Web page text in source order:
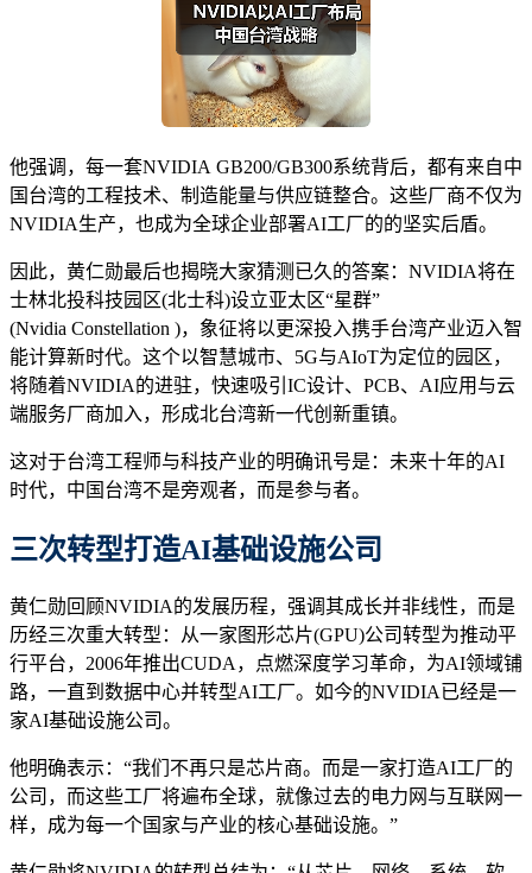
他强调，每一套NVIDIA GB200/GB300系统背后，都有来自中
国台湾的工程技术、制造能量与供应链整合。这些厂商不仅为
NVIDIA生产，也成为全球企业部署AI工厂的的坚实后盾。
因此，黄仁勋最后也揭晓大家猜测已久的答案：NVIDIA将在
士林北投科技园区(北士科)设立亚太区“星群”
(Nvidia Constellation )，象征将以更深投入携手台湾产业迈入智
能计算新时代。这个以智慧城市、5G与AIoT为定位的园区，
将随着NVIDIA的进驻，快速吸引IC设计、PCB、AI应用与云
端服务厂商加入，形成北台湾新一代创新重镇。
这对于台湾工程师与科技产业的明确讯号是：未来十年的AI
时代，中国台湾不是旁观者，而是参与者。
三次转型打造AI基础设施公司
黄仁勋回顾NVIDIA的发展历程，强调其成长并非线性，而是
历经三次重大转型：从一家图形芯片(GPU)公司转型为推动平
行平台，2006年推出CUDA，点燃深度学习革命，为AI领域铺
路，一直到数据中心并转型AI工厂。如今的NVIDIA已经是一
家AI基础设施公司。
他明确表示：“我们不再只是芯片商。而是一家打造AI工厂的
公司，而这些工厂将遍布全球，就像过去的电力网与互联网一
样，成为每一个国家与产业的核心基础设施。”